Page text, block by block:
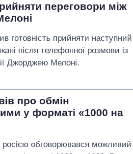
переговори між
готовність прийняти наступний
після телефонної розмови із
Джорджею Мелоні.
про обмін
у форматі «1000 на
обговорювався можливий